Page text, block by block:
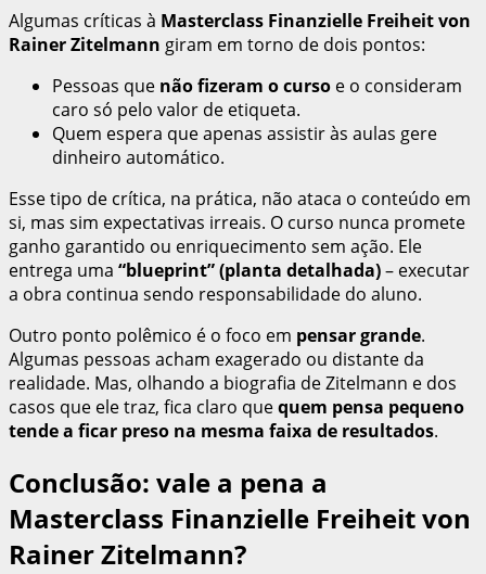
Algumas críticas à Masterclass Finanzielle Freiheit von
Rainer Zitelmann giram em torno de dois pontos:
Pessoas que não fizeram o curso e o consideram
caro só pelo valor de etiqueta.
Quem espera que apenas assistir às aulas gere
dinheiro automático.
Esse tipo de crítica, na prática, não ataca o conteúdo em
si, mas sim expectativas irreais. O curso nunca promete
ganho garantido ou enriquecimento sem ação. Ele
entrega uma “blueprint” (planta detalhada)– executar
a obra continua sendo responsabilidade do aluno.
Outro ponto polêmico é o foco em pensar grande.
Algumas pessoas acham exagerado ou distante da
realidade. Mas, olhando a biografia de Zitelmann e dos
casos que ele traz, fica claro quequem pensa pequeno
tende a ficar preso na mesma faixa de resultados.
Conclusão: vale a pena a
Masterclass Finanzielle Freiheit von
Rainer Zitelmann?